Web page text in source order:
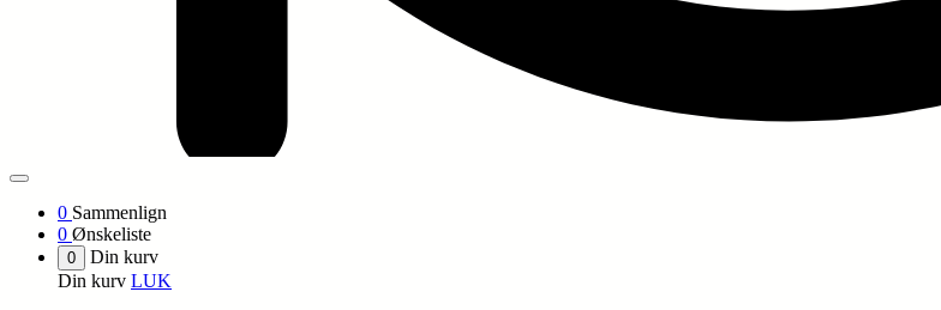
0 Sammenlign
0 Ønskeliste
0
Din kurv
Din kurv LUK